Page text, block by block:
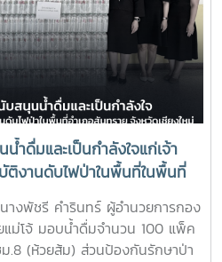
ำดื่มและเป็นกำลังใจแก่เจ้า
ติงานดับไฟป่าในพื้นที่ในพื้นที่
ใหม่
งพัชรี คำรินทร์ ผู้อำนวยการกอง
ม่โจ้ มอบน้ำดื่มจำนวน 100 แพ็ค
.8 (ห้วยส้ม) ส่วนป้องกันรักษาป่า